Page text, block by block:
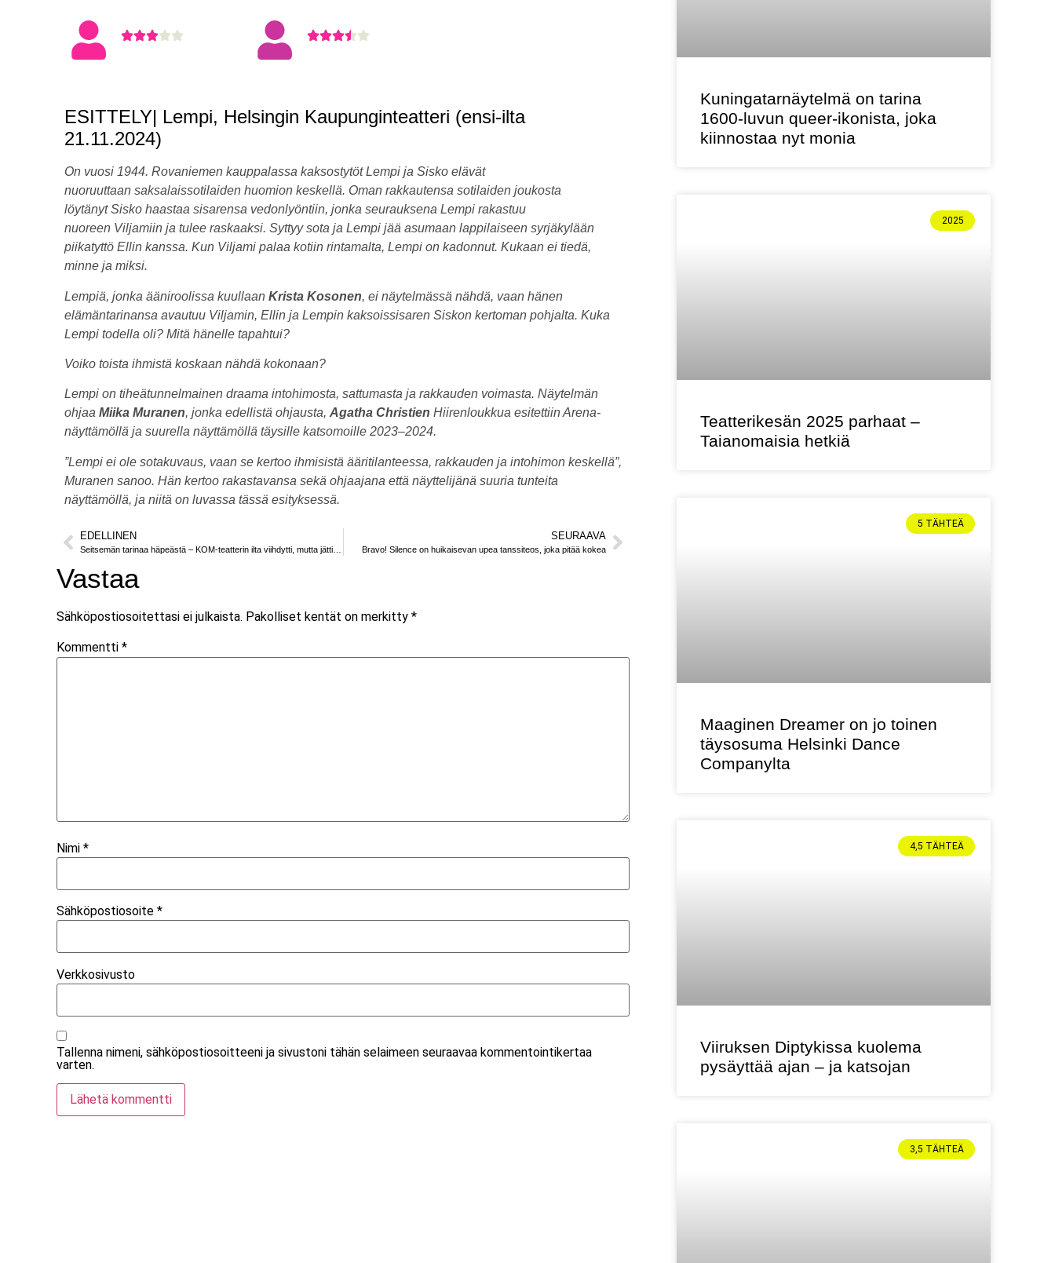
ESITTELY| Lempi, Helsingin Kaupunginteatteri (ensi-ilta
21.11.2024)
On vuosi 1944. Rovaniemen kauppalassa kaksostytöt Lempi ja Sisko elävät
nuoruuttaan saksalaissotilaiden huomion keskellä. Oman rakkautensa sotilaiden joukosta
löytänyt Sisko haastaa sisarensa vedonlyöntiin, jonka seurauksena Lempi rakastuu
nuoreen Viljamiin ja tulee raskaaksi. Syttyy sota ja Lempi jää asumaan lappilaiseen syrjäkylään
piikatyttö Ellin kanssa. Kun Viljami palaa kotiin rintamalta, Lempi on kadonnut. Kukaan ei tiedä,
minne ja miksi.
Lempiä, jonka ääniroolissa kuullaan Krista Kosonen, ei näytelmässä nähdä, vaan hänen
elämäntarinansa avautuu Viljamin, Ellin ja Lempin kaksoissisaren Siskon kertoman pohjalta. Kuka
Lempi todella oli? Mitä hänelle tapahtui?
Voiko toista ihmistä koskaan nähdä kokonaan?
Lempi on tiheätunnelmainen draama intohimosta, sattumasta ja rakkauden voimasta. Näytelmän
ohjaa Miika Muranen, jonka edellistä ohjausta, Agatha Christien Hiirenloukkua esitettiin Arena-
näyttämöllä ja suurella näyttämöllä täysille katsomoille 2023–2024.
”Lempi ei ole sotakuvaus, vaan se kertoo ihmisistä ääritilanteessa, rakkauden ja intohimon keskellä”,
Muranen sanoo. Hän kertoo rakastavansa sekä ohjaajana että näyttelijänä suuria tunteita
näyttämöllä, ja niitä on luvassa tässä esityksessä.
EDELLINEN SEURAAVA
Bravo! Silence on huikaisevan upea tanssiteos, joka pitää kokea
Vastaa
Sähköpostiosoitettasi ei julkaista. Pakolliset kentät on merkitty *
Kommentti *
Nimi *
Sähköpostiosoite *
Verkkosivusto
Tallenna nimeni, sähköpostiosoitteeni ja sivustoni tähän selaimeen seuraavaa kommentointikertaa
varten.
Kuningatarnäytelmä on tarina
1600-luvun queer-ikonista, joka
kiinnostaa nyt monia
2025
Teatterikesän 2025 parhaat –
Taianomaisia hetkiä
5 TÄHTEÄ
Maaginen Dreamer on jo toinen
täysosuma Helsinki Dance
Companylta
4,5 TÄHTEÄ
Viiruksen Diptykissa kuolema
pysäyttää ajan – ja katsojan
3,5 TÄHTEÄ